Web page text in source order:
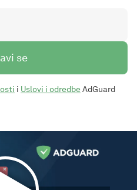
se
i Uslovi i odredbeAdGuard